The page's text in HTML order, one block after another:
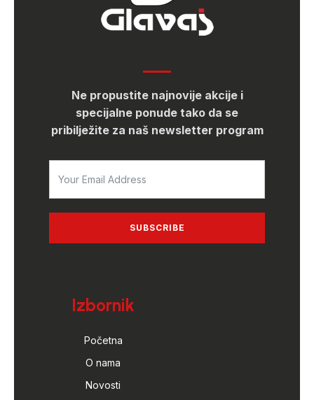
Ne propustite najnovije akcije i
specijalne ponude tako da se
pribilježite za naš newsletter program
SUBSCRIBE
Izbornik
Početna
O nama
Novosti